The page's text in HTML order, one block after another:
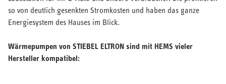
so von deutlich gesenkten Stromkosten und haben das ganze
Energiesystem des Hauses im Blick.
Wärmepumpen von STIEBEL ELTRON sind mit HEMS vieler
Hersteller kompatibel: